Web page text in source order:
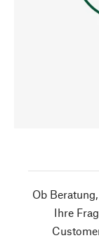
Ob
Ihre